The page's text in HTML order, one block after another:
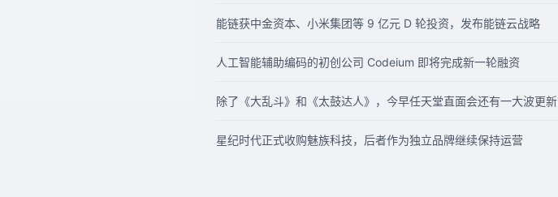
能链获中金资本、小米集团等 9 亿元 D 轮投资，发布能链云战略
人工智能辅助编码的初创公司 Codeium 即将完成新一轮融资
除了《大乱斗》和《太鼓达人》，今早任天堂直面会还有一大波更新
星纪时代正式收购魅族科技，后者作为独立品牌继续保持运营